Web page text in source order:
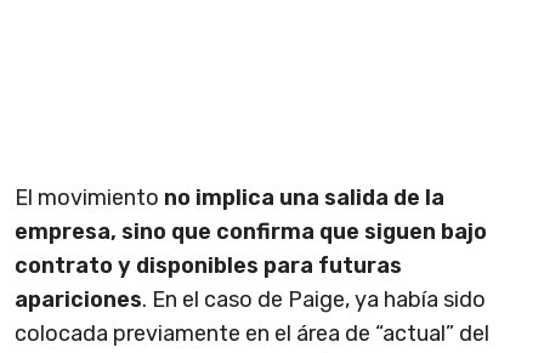
El movimiento no implica una salida de la
empresa, sino que confirma que siguen bajo
contrato y disponibles para futuras
apariciones. En el caso de Paige, ya había sido
colocada previamente en el área de “actual” del